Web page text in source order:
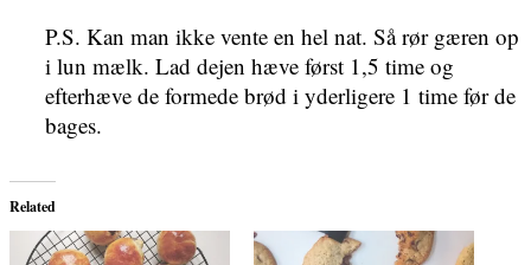
P.S. Kan man ikke vente en hel nat. Så rør gæren op
i lun mælk. Lad dejen hæve først 1,5 time og
efterhæve de formede brød i yderligere 1 time før de
bages.
Related